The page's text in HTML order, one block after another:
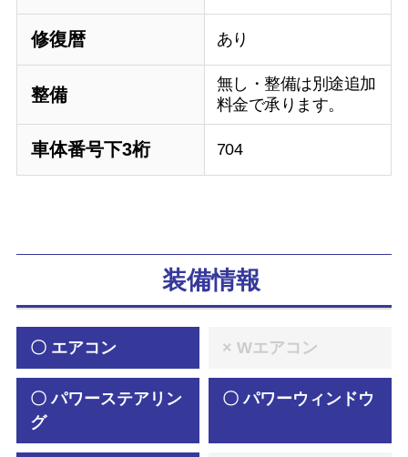
修復暦 あり
整備
無し・整備は別途追加
料金で承ります。
車体番号下3桁 704
装備情報
〇 エアコン × Wエアコン
〇 パワーステアリン
グ
〇 パワーウィンドウ